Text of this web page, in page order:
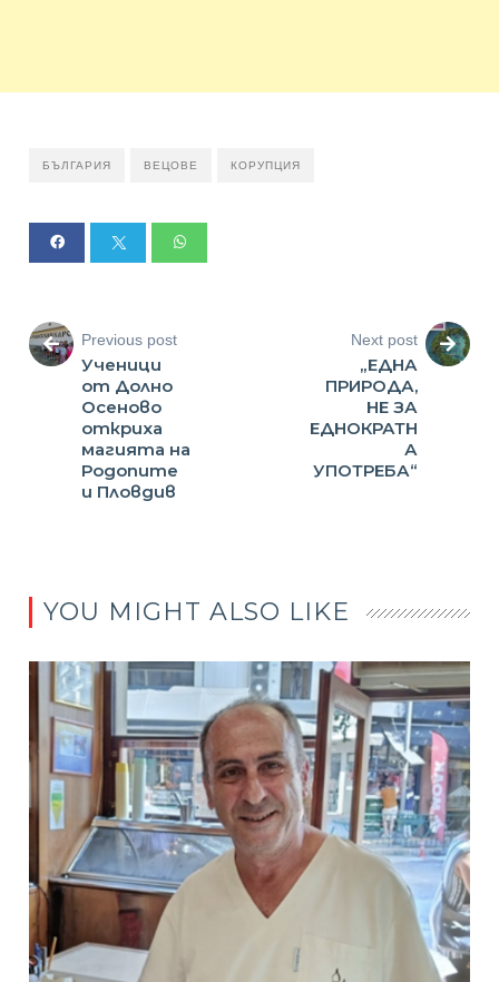
БЪЛГАРИЯ ВЕЦОВЕ КОРУПЦИЯ
Previous post
Ученици
от Долно
Осеново
откриха
магията на
Родопите
и Пловдив
Next post
„ЕДНА
ПРИРОДА,
НЕ ЗА
ЕДНОКРАТН
А
УПОТРЕБА“
YOU MIGHT ALSO LIKE